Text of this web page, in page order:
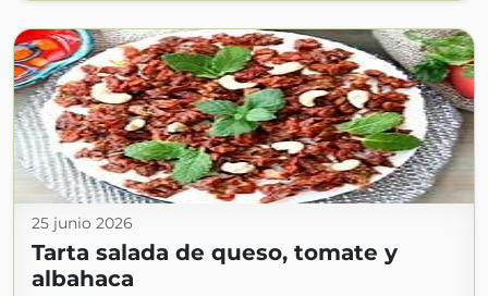
25 junio 2026
Tarta salada de queso, tomate y
albahaca